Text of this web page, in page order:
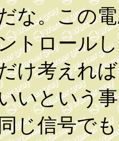
な。この
トロール
け考えれ
いという
じ信号で